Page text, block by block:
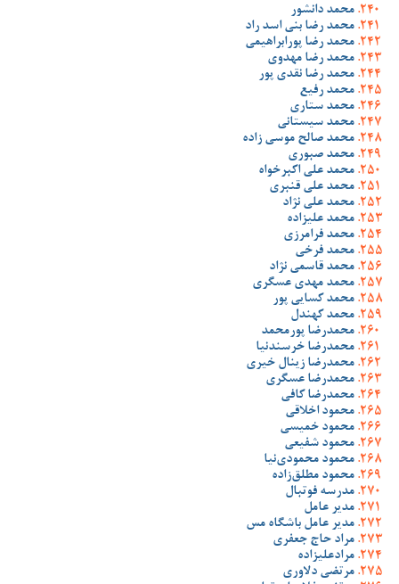
محمد دانشور
محمد رضا بنی اسد راد
محمد رضا پورابراهیمی
محمد رضا مهدوی
محمد رضا نقدی پور
محمد رفیع
محمد ستاری
محمد سیستانی
محمد صالح موسی زاده
محمد صبوری
محمد علی اکبرخواه
محمد علی قنبری
محمد علی نژاد
محمد علیزاده
محمد فرامرزی
محمد فرخی
محمد قاسمی نژاد
محمد مهدی عسگری
محمد کسایی پور
محمد کهندل
محمدرضا پورمحمد
محمدرضا خرسندنیا
محمدرضا زینال خیری
محمدرضا عسگری
محمدرضا کافی
محمود اخلاقی
محمود خمیسی
محمود شفیعی
محمود محمودی‌نیا
محمود مطلق‌زاده
مدرسه فوتبال
مدیر عامل
مدیر عامل باشگاه مس
مراد حاج جعفری
مرادعلیزاده
مرتضی دلاوری